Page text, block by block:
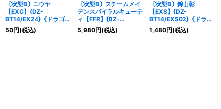
〔状態B〕ユウヤ
【EXC】{DZ-
BT14/EX24}《ドラゴン
エンパイア》
50円(税込)
〔状態B〕スチームメイ
デンスパイラルキューテ
ィ【FFR】{DZ-
BT14/FFR06}《ダーク
ステイツ》
5,980円(税込)
〔状態B〕錦山彰
【EXS】{DZ-
BT14/EXS02}《ドラゴ
ンエンパイア》
1,480円(税込)